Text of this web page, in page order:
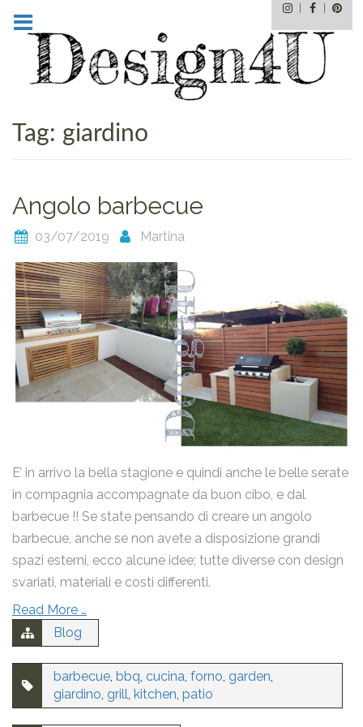
to
content
Instagram
Tag: giardino
Angolo barbecue
03/07/2019 Martina
E’ in arrivo la bella stagione e quindi anche le belle serate
in compagnia accompagnate da buon cibo, e dal
barbecue !! Se state pensando di creare un angolo
barbecue, anche se non avete a disposizione grandi
spazi esterni, ecco alcune idee; tutte diverse con design
svariati, materiali e costi differenti.
Read More …
Blog
barbecue, bbq, cucina, forno, garden,
giardino, grill, kitchen, patio
email
Email
Messaggio
Ho letto laPrivacy Policye acconsento al trattamento dei
miei dati personali.